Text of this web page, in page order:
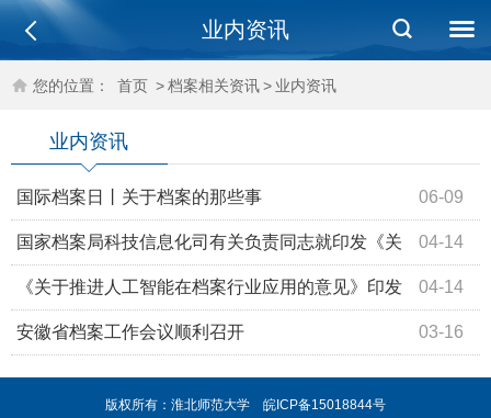
业内资讯
您的位置： 首页 >档案相关资讯> 业内资讯
业内资讯
06-09
国际档案日丨关于档案的那些事
04-14
国家档案局科技信息化司有关负责同志就印发《关
于推进人工智能在档案行业应用的意见》答记者问 04-14
《关于推进人工智能在档案行业应用的意见》印发
03-16
安徽省档案工作会议顺利召开
版权所有：淮北师范大学 皖ICP备15018844号